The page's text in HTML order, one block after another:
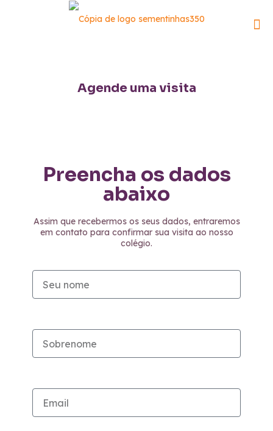
Agende uma visita
Preencha os dados
abaixo
Assim que recebermos os seus dados, entraremos
em contato para confirmar sua visita ao nosso
colégio.